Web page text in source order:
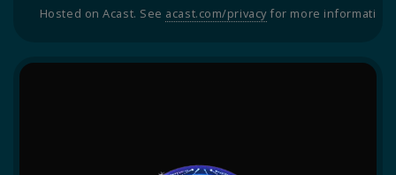
Hosted on Acast. See acast.com/privacyfor more informati